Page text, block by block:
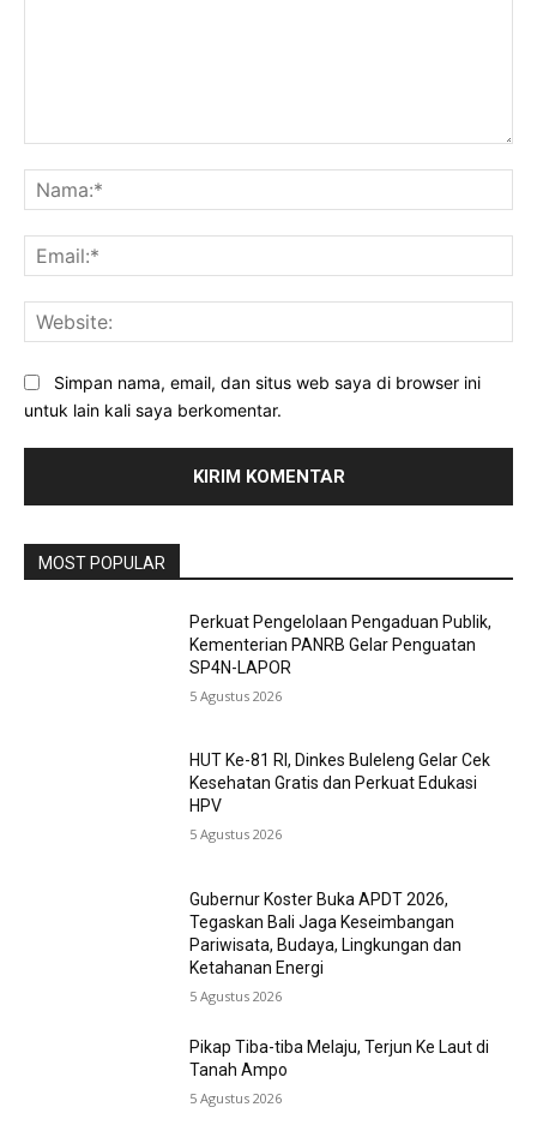
Simpan nama, email, dan situs web saya di browser ini
untuk lain kali saya berkomentar.
MOST POPULAR
Perkuat Pengelolaan Pengaduan Publik,
Kementerian PANRB Gelar Penguatan
SP4N-LAPOR
5 Agustus 2026
HUT Ke-81 RI, Dinkes Buleleng Gelar Cek
Kesehatan Gratis dan Perkuat Edukasi
HPV
5 Agustus 2026
Gubernur Koster Buka APDT 2026,
Tegaskan Bali Jaga Keseimbangan
Pariwisata, Budaya, Lingkungan dan
Ketahanan Energi
5 Agustus 2026
Pikap Tiba-tiba Melaju, Terjun Ke Laut di
Tanah Ampo
5 Agustus 2026